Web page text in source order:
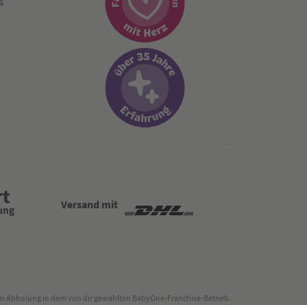
Versand mit
Abholung in dem von dir gewählten BabyOne-Franchise-Betrieb.